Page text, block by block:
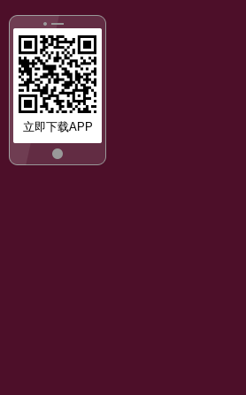
立即下载APP